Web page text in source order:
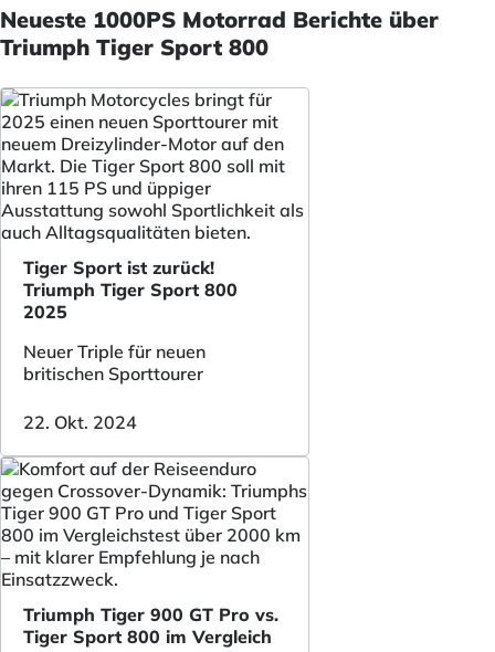
Neueste 1000PS Motorrad Berichte über
Triumph Tiger Sport 800
Tiger Sport ist zurück!
Triumph Tiger Sport 800
2025
Neuer Triple für neuen
britischen Sporttourer
22. Okt. 2024
Triumph Tiger 900 GT Pro vs.
Tiger Sport 800 im Vergleich